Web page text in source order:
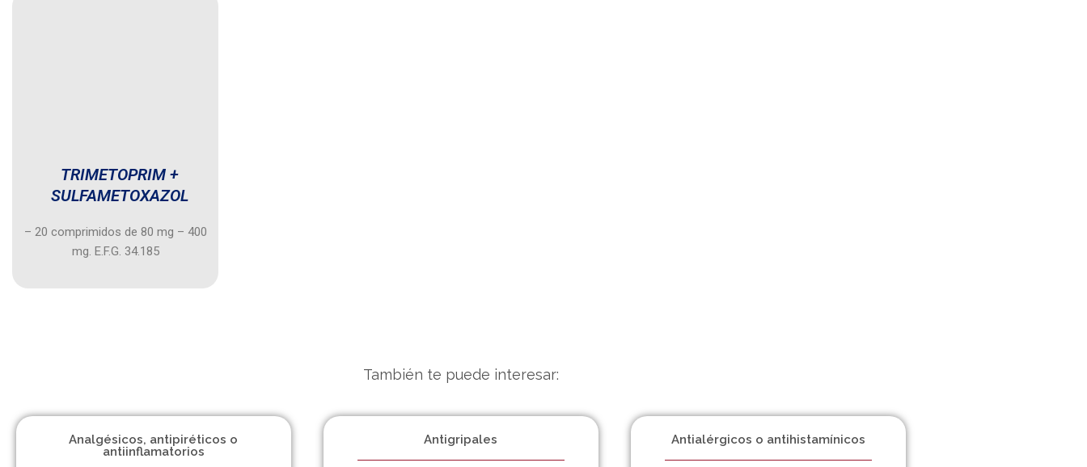
TRIMETOPRIM +
SULFAMETOXAZOL
– 20 comprimidos de 80 mg – 400
mg. E.F.G. 34.185
También te puede interesar:
Analgésicos, antipiréticos o
antiinflamatorios
Antigripales Antialérgicos o antihistamínicos